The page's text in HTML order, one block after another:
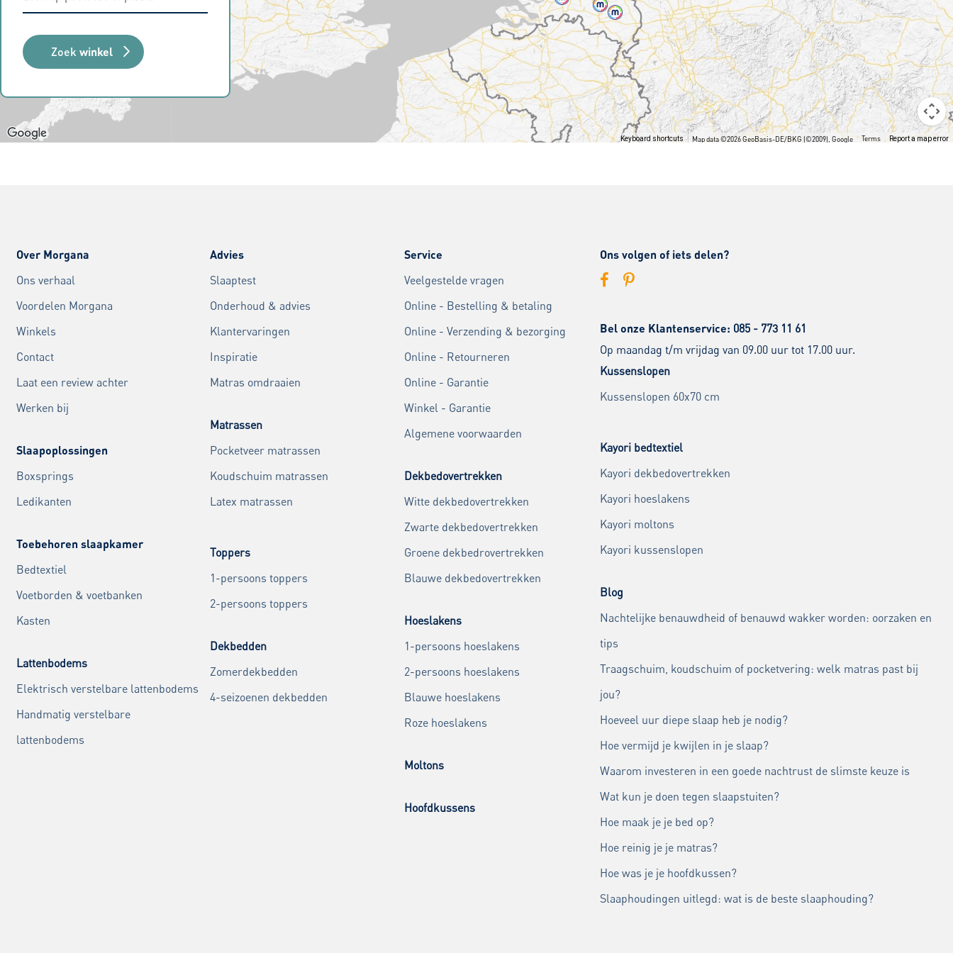
Zoek winkel
Keyboard shortcuts Map data ©2026 GeoBasis-DE/BKG (©2009), Google Terms Report a map error
Over Morgana
Ons verhaal
Voordelen Morgana
Winkels
Contact
Laat een review achter
Werken bij
Slaapoplossingen
Boxsprings
Ledikanten
Toebehoren slaapkamer
Bedtextiel
Voetborden & voetbanken
Kasten
Lattenbodems
Elektrisch verstelbare lattenbodems
Handmatig verstelbare
lattenbodems
Advies
Slaaptest
Onderhoud & advies
Klantervaringen
Inspiratie
Matras omdraaien
Matrassen
Pocketveer matrassen
Koudschuim matrassen
Latex matrassen
Toppers
1-persoons toppers
2-persoons toppers
Dekbedden
Zomerdekbedden
4-seizoenen dekbedden
Service
Veelgestelde vragen
Online - Bestelling & betaling
Online - Verzending & bezorging
Online - Retourneren
Online - Garantie
Winkel - Garantie
Algemene voorwaarden
Dekbedovertrekken
Witte dekbedovertrekken
Zwarte dekbedovertrekken
Groene dekbedrovertrekken
Blauwe dekbedovertrekken
Hoeslakens
1-persoons hoeslakens
2-persoons hoeslakens
Blauwe hoeslakens
Roze hoeslakens
Moltons
Hoofdkussens
Ons volgen of iets delen?
Bel onze Klantenservice: 085 - 773 11 61
Op maandag t/m vrijdag van 09.00 uur tot 17.00 uur.
Kussenslopen
Kussenslopen 60x70 cm
Kayori bedtextiel
Kayori dekbedovertrekken
Kayori hoeslakens
Kayori moltons
Kayori kussenslopen
Blog
Nachtelijke benauwdheid of benauwd wakker worden: oorzaken en
tips
Traagschuim, koudschuim of pocketvering: welk matras past bij
jou?
Hoeveel uur diepe slaap heb je nodig?
Hoe vermijd je kwijlen in je slaap?
Waarom investeren in een goede nachtrust de slimste keuze is
Wat kun je doen tegen slaapstuiten?
Hoe maak je je bed op?
Hoe reinig je je matras?
Hoe was je je hoofdkussen?
Slaaphoudingen uitlegd: wat is de beste slaaphouding?